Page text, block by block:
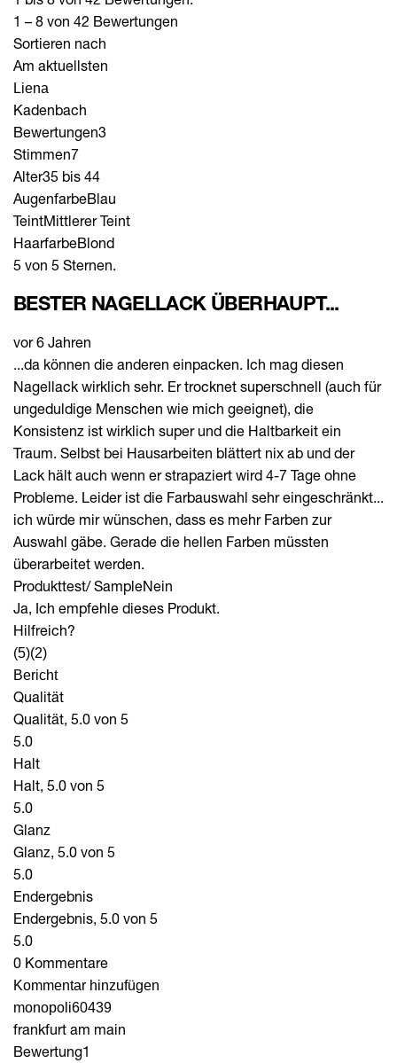
1 – 8 von 42 Bewertungen
Sortieren nach
Am aktuellsten
Liena
Kadenbach
Bewertungen3
Stimmen7
Alter35 bis 44
AugenfarbeBlau
TeintMittlerer Teint
HaarfarbeBlond
5 von 5 Sternen.
BESTER NAGELLACK ÜBERHAUPT...
vor 6 Jahren
...da können die anderen einpacken. Ich mag diesen
Nagellack wirklich sehr. Er trocknet superschnell (auch für
ungeduldige Menschen wie mich geeignet), die
Konsistenz ist wirklich super und die Haltbarkeit ein
Traum. Selbst bei Hausarbeiten blättert nix ab und der
Lack hält auch wenn er strapaziert wird 4-7 Tage ohne
Probleme. Leider ist die Farbauswahl sehr eingeschränkt...
ich würde mir wünschen, dass es mehr Farben zur
Auswahl gäbe. Gerade die hellen Farben müssten
überarbeitet werden.
Produkttest/ SampleNein
Ja, Ich empfehle dieses Produkt.
Hilfreich?
(5)(2)
Bericht
Qualität
Qualität, 5.0 von 5
5.0
Halt
Halt, 5.0 von 5
5.0
Glanz
Glanz, 5.0 von 5
5.0
Endergebnis
Endergebnis, 5.0 von 5
5.0
0 Kommentare
Kommentar hinzufügen
monopoli60439
frankfurt am main
Bewertung1